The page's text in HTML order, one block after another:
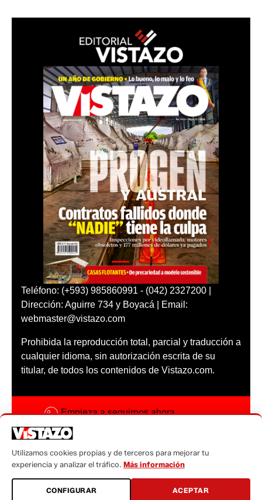
Teléfono: (+593) 985860991 - (042) 2327200 |
Dirección: Aguirre 734 y Boyacá | Email:
webmaster@vistazo.com
Prohibida la reproducción total, parcial y traducción a
cualquier idioma, sin autorización escrita de su
titular, de todos los contenidos de Vistazo.com.
Empieza a seguirnos ahora
Código ética
Sugerencias a:
sugerencias@vistazo.com
Utilizamos cookies propias y de terceros para mejorar tu
experiencia y analizar el tráfico. Más información
CONFIGURAR ACEPTAR